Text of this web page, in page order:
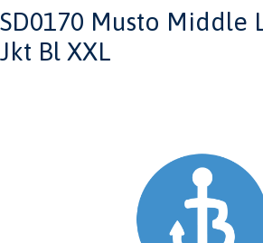
SD0170 Musto Middle
Jkt Bl XXL